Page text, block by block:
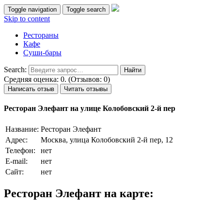
Toggle navigation Toggle search
Skip to content
Рестораны
Кафе
Суши-бары
Search:
Средняя оценка: 0. (Отзывов: 0)
Написать отзыв Читать отзывы
Ресторан Элефант на улице Колобовский 2-й пер
Название: Ресторан Элефант
Адрес:
Москва, улица Колобовский 2-й пер, 12
Телефон:
нет
E-mail:
нет
Сайт:
нет
Ресторан Элефант на карте: